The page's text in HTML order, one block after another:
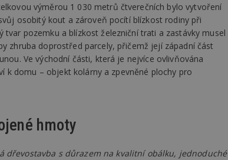
výměrou 1 030 metrů čtverečních bylo vytvoření
osobitý kout a zároveň pocítí blízkost rodiny při
tvar pozemku a blízkost železniční trati a zastávky musel
zhruba doprostřed parcely, přičemž její západní část
Ve východní části, která je nejvíce ovlivňována
k domu – objekt kolárny a zpevněné plochy pro
hmoty
dřevostavba s důrazem na kvalitní obálku, jednoduché